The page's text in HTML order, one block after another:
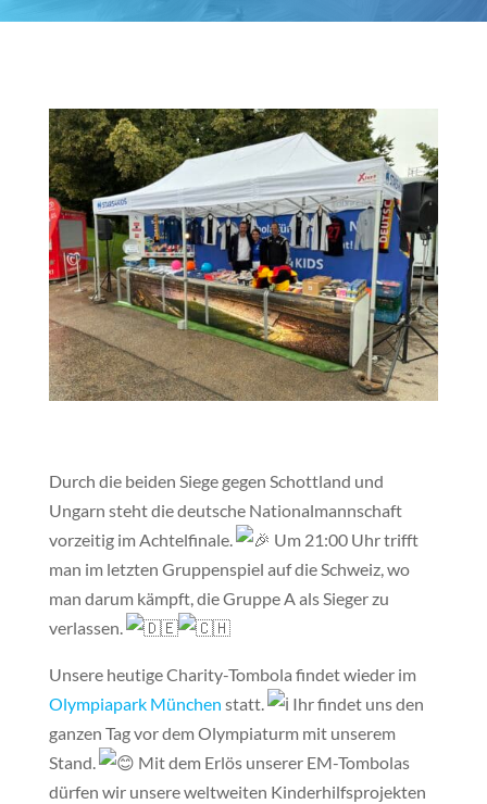
Durch die beiden Siege gegen Schottland und
Ungarn steht die deutsche Nationalmannschaft
vorzeitig im Achtelfinale.
Um 21:00 Uhr trifft
man im letzten Gruppenspiel auf die Schweiz, wo
man darum kämpft, die Gruppe A als Sieger zu
verlassen.
Unsere heutige Charity-Tombola findet wieder im
Olympiapark München statt.
Ihr findet uns den
ganzen Tag vor dem Olympiaturm mit unserem
Stand.
Mit dem Erlös unserer EM-Tombolas
dürfen wir unsere weltweiten Kinderhilfsprojekten